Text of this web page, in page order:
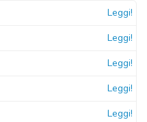
Leggi!
Leggi!
Leggi!
Leggi!
Leggi!